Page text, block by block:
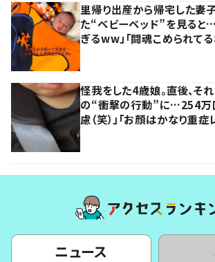
里帰り出産から帰宅した妻
た“ベビーベッド”を見ると
ぎるww」「闘魂こめられて
怪我をした4歳娘。直後、そ
の“衝撃の行動”に…254万
慮（笑）」「お顔はかなり重症
ニュース